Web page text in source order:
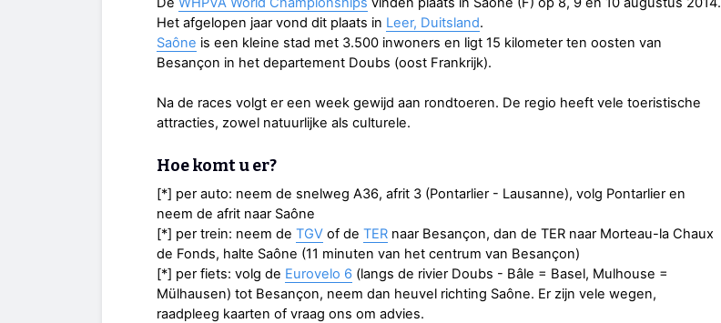
Het afgelopen jaar vond dit plaats in Leer, Duitsland.
Saône is een kleine stad met 3.500 inwoners en ligt 15 kilometer ten oosten van
Besançon in het departement Doubs (oost Frankrijk).
Na de races volgt er een week gewijd aan rondtoeren. De regio heeft vele toeristische
attracties, zowel natuurlijke als culturele.
Hoe komt u er?
[*] per auto: neem de snelweg A36, afrit 3 (Pontarlier - Lausanne), volg Pontarlier en
neem de afrit naar Saône
[*] per trein: neem de TGV of de TER naar Besançon, dan de TER naar Morteau-la Chaux
de Fonds, halte Saône (11 minuten van het centrum van Besançon)
[*] per fiets: volg de Eurovelo 6 (langs de rivier Doubs - Bâle = Basel, Mulhouse =
Mülhausen) tot Besançon, neem dan heuvel richting Saône. Er zijn vele wegen,
raadpleeg kaarten of vraag ons om advies.